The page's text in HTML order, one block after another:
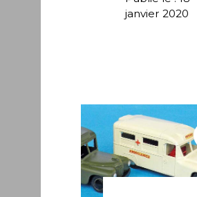
janvier 2020